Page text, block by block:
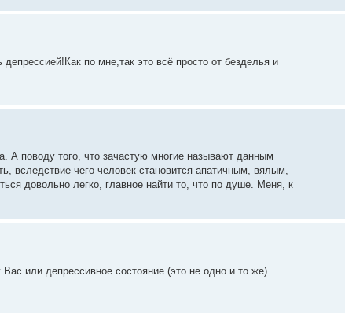
по мне,так это всё просто от безделья и
А поводу того, что зачастую многие называют данным
вследствие чего человек становится апатичным, вялым,
довольно легко, главное найти то, что по душе. Меня, к
или депрессивное состояние (это не одно и то же).